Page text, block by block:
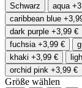
Schwarz aqua
caribbean blue
dark purple +3,99 €
fuchsia +3,99 €
khaki +3,99 €
orchid pink +3,99 €
Größe wählen